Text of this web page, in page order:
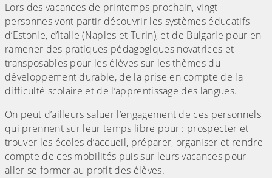
Lors des vacances de printemps prochain, vingt
personnes vont partir découvrir les systèmes éducatifs
d’Estonie, d’Italie (Naples et Turin), et de Bulgarie pour en
ramener des pratiques pédagogiques novatrices et
transposables pour les élèves sur les thèmes du
développement durable, de la prise en compte de la
difficulté scolaire et de l’apprentissage des langues.
On peut d’ailleurs saluer l’engagement de ces personnels
qui prennent sur leur temps libre pour : prospecter et
trouver les écoles d’accueil, préparer, organiser et rendre
compte de ces mobilités puis sur leurs vacances pour
aller se former au profit des élèves.